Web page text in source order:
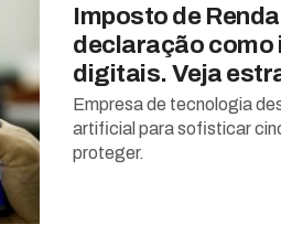
Imposto de
declaração como
digitais. Veja
Empresa de tecnologia
artificial para sofisticar
proteger.